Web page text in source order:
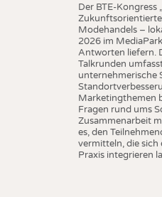
Der BTE-Kongress
Modehandels –
2026 im
Antworten liefern.
Talkrunden
unternehmerische
Marketingthemen
Fragen rund ums
Zusammenarbeit
es, den
vermitteln, die sich
Praxis integrieren